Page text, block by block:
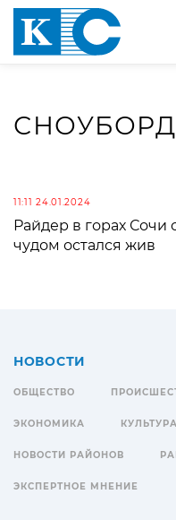
11:11 24.01.2024
Райдер в горах Сочи
чудом остался жив
НОВОСТИ
ОБЩЕСТВО
ЭКОНОМИКА КУЛЬТУРА
НОВОСТИ РАЙОНОВ
ЭКСПЕРТНОЕ МНЕНИЕ